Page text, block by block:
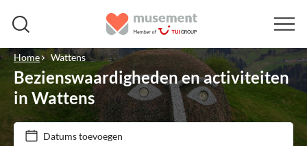
Home Wattens
Bezienswaardigheden en activiteiten
in Wattens
Datums toevoegen
Prijs (per volwassene)
Ticketopties